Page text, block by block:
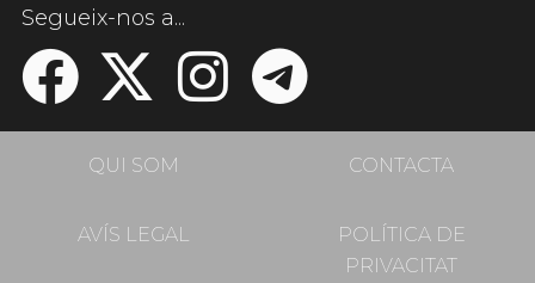
Segueix-nos a...
QUI SOM CONTACTA
AVÍS LEGAL
POLÍTICA DE
PRIVACITAT